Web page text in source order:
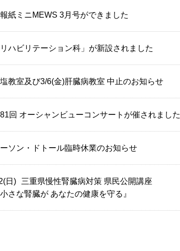
紙ミニMEWS 3月号ができました
リハビリテーション科」が新設されました
教室及び3/6(金)肝臓病教室 中止のお知らせ
回 オーシャンビューコンサートが催されました
ーソン・ドトール臨時休業のお知らせ
日)
三重県慢性腎臓病対策 県民公開講座
小さな腎臓が あなたの健康を守る』